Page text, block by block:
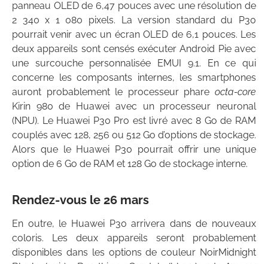
panneau OLED de 6,47 pouces avec une résolution de
2 340 x 1 080 pixels. La version standard du P30
pourrait venir avec un écran OLED de 6,1 pouces. Les
deux appareils sont censés exécuter Android Pie avec
une surcouche personnalisée EMUI 9.1. En ce qui
concerne les composants internes, les smartphones
auront probablement le processeur phare octa-core
Kirin 980 de Huawei avec un processeur neuronal
(NPU). Le Huawei P30 Pro est livré avec 8 Go de RAM
couplés avec 128, 256 ou 512 Go d’options de stockage.
Alors que le Huawei P30 pourrait offrir une unique
option de 6 Go de RAM et 128 Go de stockage interne.
Rendez-vous le 26 mars
En outre, le Huawei P30 arrivera dans de nouveaux
coloris. Les deux appareils seront probablement
disponibles dans les options de couleur NoirMidnight